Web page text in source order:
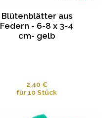
Blütenblätter aus
Federn - 6-8 x 3-4
cm- gelb
2.40 €
für 10 Stück